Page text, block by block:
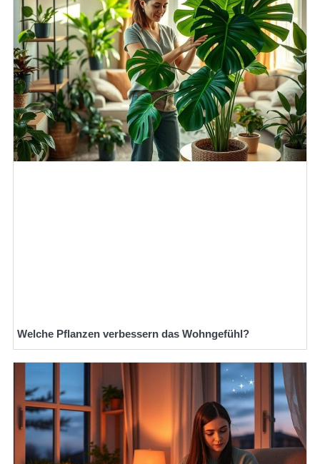
Welche Pflanzen verbessern das Wohngefühl?